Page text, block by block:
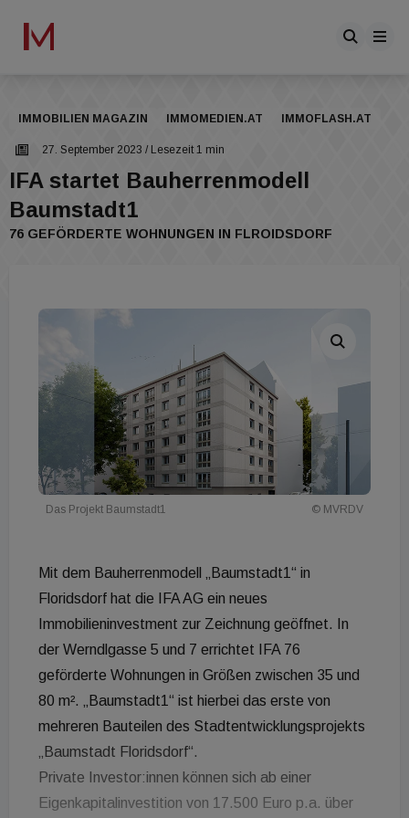
IMMOBILIEN MAGAZIN IMMOMEDIEN.AT IMMOFLASH.AT
27. September 2023 / Lesezeit 1 min
IFA startet Bauherrenmodell
Baumstadt1
76 GEFÖRDERTE WOHNUNGEN IN FLROIDSDORF
Das Projekt Baumstadt1 © MVRDV
Mit dem Bauherrenmodell „Baumstadt1“ in
Floridsdorf hat die IFA AG ein neues
Immobilieninvestment zur Zeichnung geöffnet. In
der Werndlgasse 5 und 7 errichtet IFA 76
geförderte Wohnungen in Größen zwischen 35 und
80 m². „Baumstadt1“ ist hierbei das erste von
mehreren Bauteilen des Stadtentwicklungsprojekts
„Baumstadt Floridsdorf“.
Private Investor:innen können sich ab einer
Eigenkapitalinvestition von 17.500 Euro p.a. über